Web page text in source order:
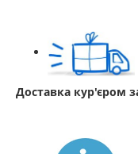
Доставка кур'єром